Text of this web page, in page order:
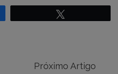
Próximo Artigo